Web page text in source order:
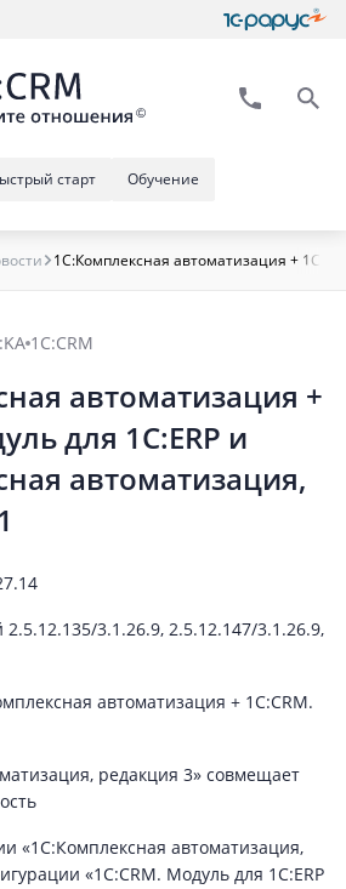
Обучение
старт
1С:Комплексная автоматизация +
1С:CRM
автоматизация +
для 1С:ERP и
автоматизация,
3.1.26.9, 2.5.12.147/3.1.26.9,
автоматизация + 1С:CRM.
редакция 3» совмещает
«1С:Комплексная автоматизация,
«1С:CRM. Модуль для 1С:ERP